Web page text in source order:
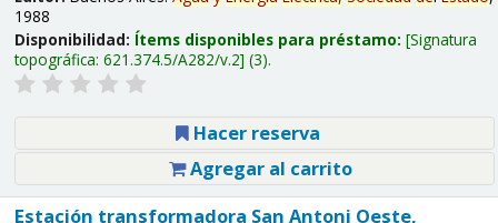
1988
Disponibilidad: Ítems disponibles para préstamo: Signatura
topográfica: 621.374.5/A282/v.2 (3).
Hacer reserva
Agregar al carrito
Estación transformadora San Antoni Oeste,